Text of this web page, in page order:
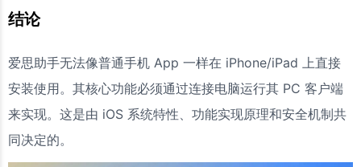
结论
爱思助手无法像普通手机 App 一样在 iPhone/iPad 上直接
安装使用。其核心功能必须通过连接电脑运行其 PC 客户端
来实现。这是由 iOS 系统特性、功能实现原理和安全机制共
同决定的。